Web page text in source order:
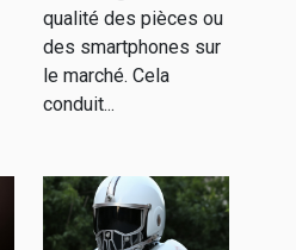
qualité des pièces ou
des smartphones sur
le marché. Cela
conduit...